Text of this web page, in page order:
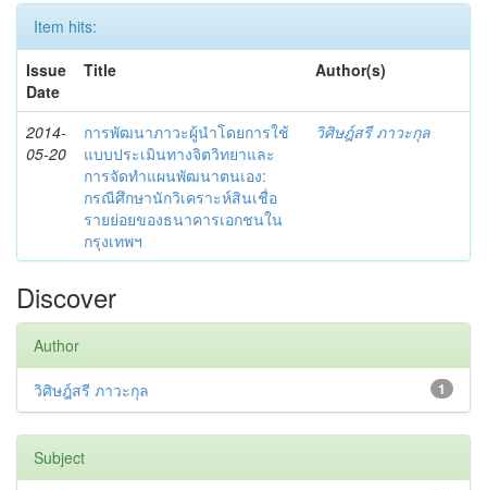
Item hits:
Issue
Date
Title Author(s)
2014-
05-20
การพัฒนาภาวะผู้นำโดยการใช้
แบบประเมินทางจิตวิทยาและ
การจัดทำแผนพัฒนาตนเอง:
กรณีศึกษานักวิเคราะห์สินเชื่อ
รายย่อยของธนาคารเอกชนใน
กรุงเทพฯ
วิศิษฎ์สรี ภาวะกุล
Discover
Author
1
วิศิษฎ์สรี ภาวะกุล
Subject